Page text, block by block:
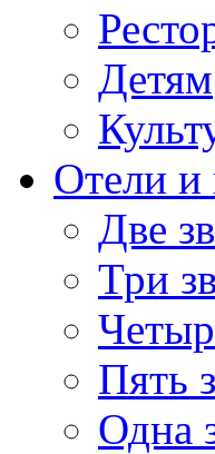
Детям
Отели и
Две
Три
Пять
Одна